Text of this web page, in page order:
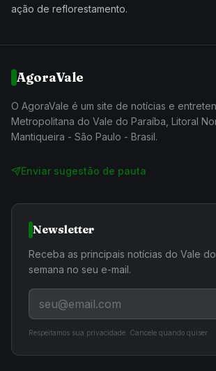
ação de reflorestamento.
AgoraVale
O AgoraVale é um site de notícias e
Metropolitana do Vale do Paraíba, Litoral
Mantiqueira - São Paulo - Brasil.
Enviar sugestão de pauta
Newsletter
Receba as principais notícias do Vale
semana no seu e-mail.
Respeitamos sua privacidade. Cancele quando quiser.